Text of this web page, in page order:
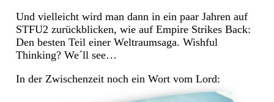
Und vielleicht wird man dann in ein paar Jahren auf
STFU2 zurückblicken, wie auf Empire Strikes Back:
Den besten Teil einer Weltraumsaga. Wishful
Thinking? We´ll see…
In der Zwischenzeit noch ein Wort vom Lord: